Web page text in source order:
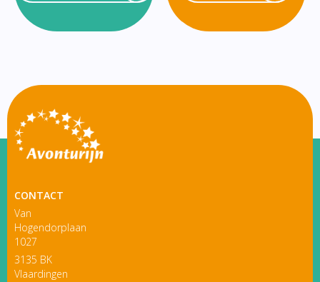
CONTACT
Van
Hogendorplaan
1027
3135 BK
Vlaardingen